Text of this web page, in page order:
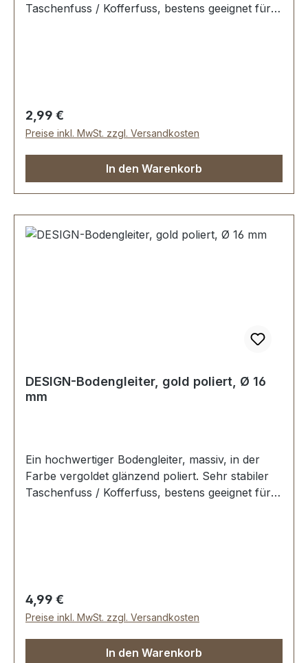
Taschenfuss / Kofferfuss, bestens geeignet für
Regulärer Preis:
2,99 €
Preise inkl. MwSt. zzgl. Versandkosten
In den Warenkorb
DESIGN-Bodengleiter, gold poliert, Ø 16
mm
Ein hochwertiger Bodengleiter, massiv, in der
Farbe vergoldet glänzend poliert. Sehr stabiler
Taschenfuss / Kofferfuss, bestens geeignet für
Regulärer Preis:
4,99 €
Preise inkl. MwSt. zzgl. Versandkosten
In den Warenkorb